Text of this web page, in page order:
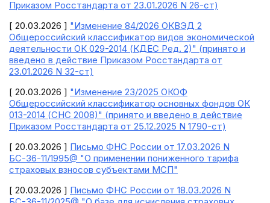
Приказом Росстандарта от 23.01.2026 N 26-ст)
[ 20.03.2026 ] "Изменение 84/2026 ОКВЭД 2
Общероссийский классификатор видов экономической
деятельности ОК 029-2014 (КДЕС Ред. 2)" (принято и
введено в действие Приказом Росстандарта от
23.01.2026 N 32-ст)
[ 20.03.2026 ] "Изменение 23/2025 ОКОФ
Общероссийский классификатор основных фондов ОК
013-2014 (СНС 2008)" (принято и введено в действие
Приказом Росстандарта от 25.12.2025 N 1790-ст)
[ 20.03.2026 ] Письмо ФНС России от 17.03.2026 N
БС-36-11/1995@ "О применении пониженного тарифа
страховых взносов субъектами МСП"
[ 20.03.2026 ] Письмо ФНС России от 18.03.2026 N